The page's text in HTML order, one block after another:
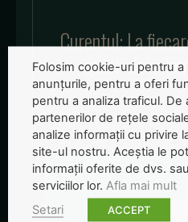
Curentul: La
specii de
Folosim cookie-uri pentru
anunțurile, pentru a oferi
pentru a analiza traficul. De
partenerilor de rețele
analize informații cu privire
site-ul nostru. Aceștia le
informații oferite de dvs.
serviciilor lor. Afla mai mult
Setari
ACCEPT